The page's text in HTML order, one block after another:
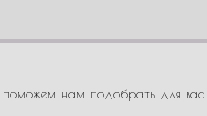
нам подобрать для